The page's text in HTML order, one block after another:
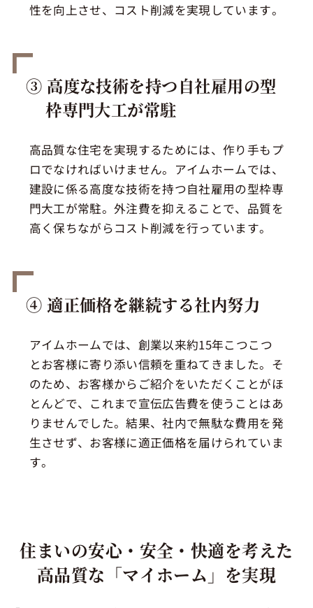
性を向上させ、コスト削減を実現しています。
③ 高度な技術を持つ自社雇用の型
枠専門大工が常駐
高品質な住宅を実現するためには、作り手もプ
ロでなければいけません。アイムホームでは、
建設に係る高度な技術を持つ自社雇用の型枠専
門大工が常駐。外注費を抑えることで、品質を
高く保ちながらコスト削減を行っています。
④ 適正価格を継続する社内努力
アイムホームでは、創業以来約15年こつこつ
とお客様に寄り添い信頼を重ねてきました。そ
のため、お客様からご紹介をいただくことがほ
とんどで、これまで宣伝広告費を使うことはあ
りませんでした。結果、社内で無駄な費用を発
生させず、お客様に適正価格を届けられていま
す。
住まいの安心・安全・快適を考えた
高品質な「マイホーム」を実現